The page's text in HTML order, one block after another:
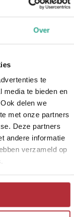
Over
te
media te bieden en
delen we
met onze partners
Deze partners
andere informatie
verzameld op
Inari - Muonio -
p.p.